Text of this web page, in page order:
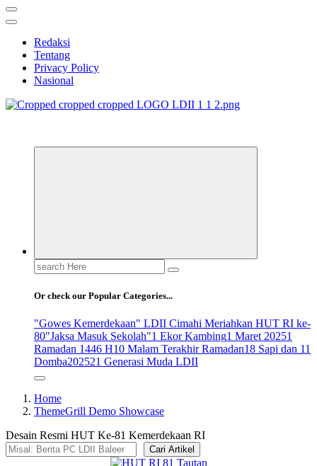
Redaksi
Tentang
Privacy Policy
Nasional
Search
for:
Or check our Popular Categories...
"Gowes Kemerdekaan" LDII Cimahi Meriahkan HUT RI ke-
80"Jaksa Masuk Sekolah"1 Ekor Kambing1 Maret 20251
Ramadan 1446 H10 Malam Terakhir Ramadan18 Sapi dan 11
Domba202521 Generasi Muda LDII
Home
ThemeGrill Demo Showcase
Desain Resmi HUT Ke-81 Kemerdekaan RI
Cari Artikel